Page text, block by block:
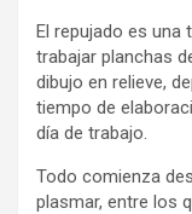
El repujado es una
trabajar planchas
dibujo en relieve,
tiempo de
día de trabajo.
Todo comienza
plasmar, entre los